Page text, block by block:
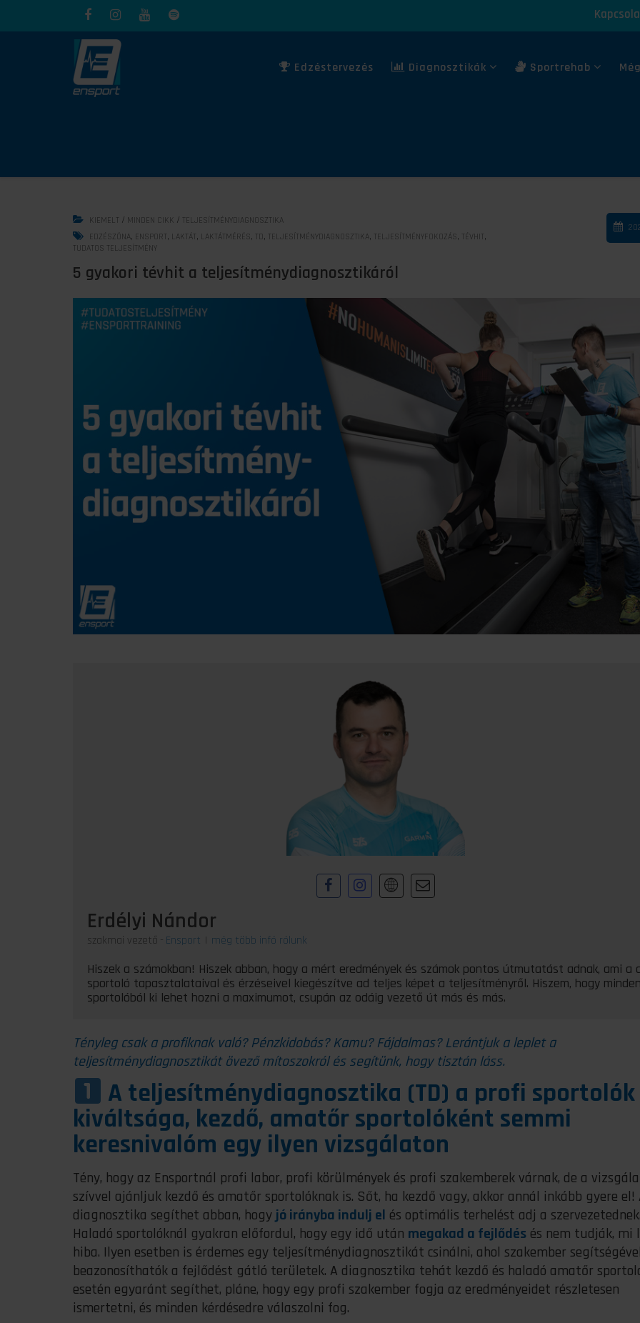
Edzéstervezés Diagnosztikák Sportrehab
KIEMELT / MINDEN CIKK / TELJESÍTMÉNYDIAGNOSZTIKA
EDZÉSZÓNA, ENSPORT , LAKTÁT , LAKTÁTMÉRÉS, TD , TELJESÍTMÉNYDIAGNOSZTIKA, TELJESÍTMÉNYFOKOZÁS, TÉVHIT ,
TUDATOS TELJESÍTMÉNY
5 gyakori tévhit a teljesítménydiagnosztikáról
Erdélyi Nándor
szakmai vezető - Ensport | még több infó rólunk
Hiszek a számokban! Hiszek abban, hogy a mért eredmények és számok pontos útmutatást adnak, ami a
sportoló tapasztalataival és érzéseivel kiegészítve ad teljes képet a teljesítményről. Hiszem, hogy minden
sportolóból ki lehet hozni a maximumot, csupán az odáig vezető út más és más.
Tényleg csak a profiknak való? Pénzkidobás? Kamu? Fájdalmas? Lerántjuk a leplet a
teljesítménydiagnosztikát övező mítoszokról és segítünk, hogy tisztán láss.
A teljesítménydiagnosztika (TD) a profi sportolók
kiváltsága, kezdő, amatőr sportolóként semmi
keresnivalóm egy ilyen vizsgálaton
Tény, hogy az Ensportnál profi labor, profi körülmények és profi szakemberek várnak, de a
szívvel ajánljuk kezdő és amatőr sportolóknak is. Sőt, ha kezdő vagy, akkor annál inkább gyere el!
diagnosztika segíthet abban, hogyjó irányba indulj el és optimális terhelést adj a szervezetednek.
Haladó sportolóknál gyakran előfordul, hogy egy idő után megakad a fejlődés és nem tudják, mi
hiba. Ilyen esetben is érdemes egy teljesítménydiagnosztikát csinálni, ahol szakember segítségével
beazonosíthatók a fejlődést gátló területek. A diagnosztika tehát kezdő és haladó amatőr
esetén egyaránt segíthet, pláne, hogy egy profi szakember fogja az eredményeidet részletesen
ismertetni, és minden kérdésedre válaszolni fog.